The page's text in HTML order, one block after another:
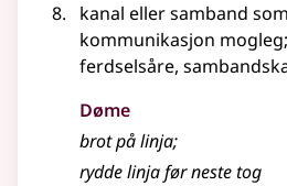
kanal eller samband
kommunikasjon mogleg;
ferdselsåre,
Døme
brot på linja;
rydde linja før neste tog